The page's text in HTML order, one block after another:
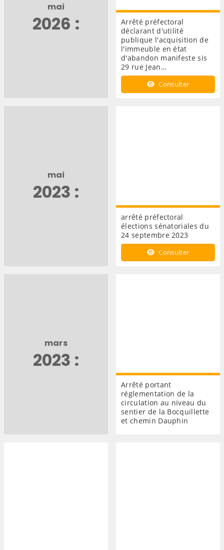
mai
2026 :
Arrêté préfectoral
déclarant d'utilité
publique l'acquisition de
l'immeuble en état
d'abandon manifeste sis
29 rue Jean…
Consulter
mai
2023 :
arrêté préfectoral
élections sénatoriales du
24 septembre 2023
Consulter
mars
2023 :
Arrêté portant
réglementation de la
circulation au niveau du
sentier de la Bocquillette
et chemin Dauphin